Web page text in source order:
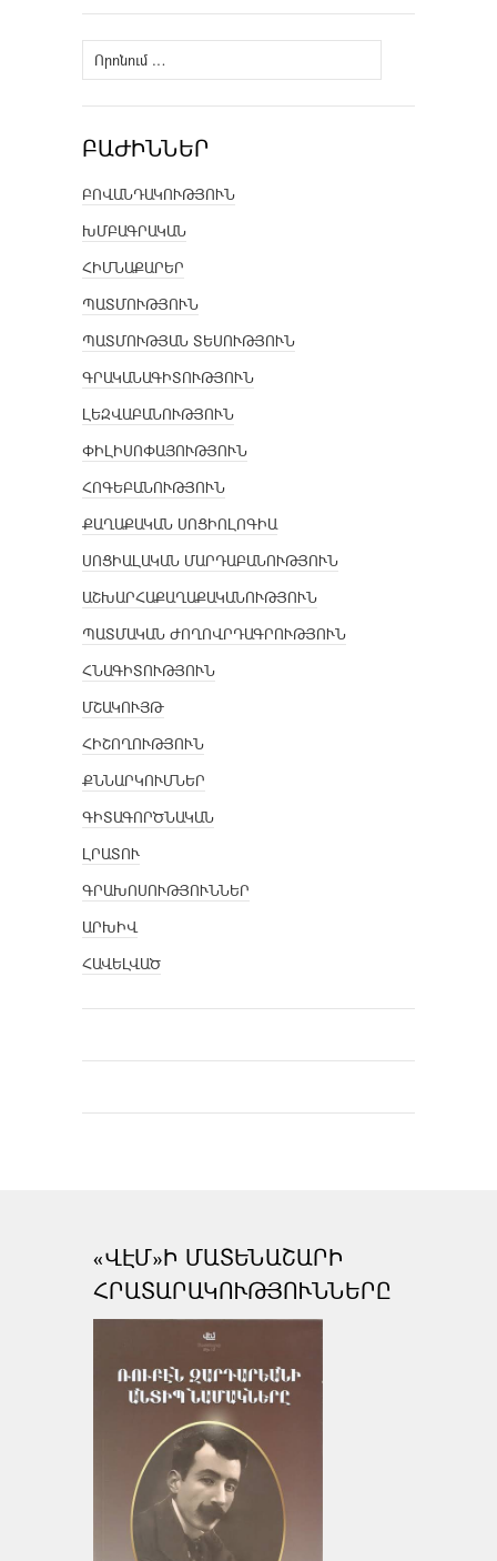
Որոնել՝
ԲԱԺԻՆՆԵՐ
ԲՈՎԱՆԴԱԿՈՒԹՅՈՒՆ
ԽՄԲԱԳՐԱԿԱՆ
ՀԻՄՆԱՔԱՐԵՐ
ՊԱՏՄՈՒԹՅՈՒՆ
ՊԱՏՄՈՒԹՅԱՆ ՏԵՍՈՒԹՅՈՒՆ
ԳՐԱԿԱՆԱԳԻՏՈՒԹՅՈՒՆ
ԼԵԶՎԱԲԱՆՈՒԹՅՈՒՆ
ՓԻԼԻՍՈՓԱՅՈՒԹՅՈՒՆ
ՀՈԳԵԲԱՆՈՒԹՅՈՒՆ
ՔԱՂԱՔԱԿԱՆ ՍՈՑԻՈԼՈԳԻԱ
ՍՈՑԻԱԼԱԿԱՆ ՄԱՐԴԱԲԱՆՈՒԹՅՈՒՆ
ԱՇԽԱՐՀԱՔԱՂԱՔԱԿԱՆՈՒԹՅՈՒՆ
ՊԱՏՄԱԿԱՆ ԺՈՂՈՎՐԴԱԳՐՈՒԹՅՈՒՆ
ՀՆԱԳԻՏՈՒԹՅՈՒՆ
ՄՇԱԿՈՒՅԹ
ՀԻՇՈՂՈՒԹՅՈՒՆ
ՔՆՆԱՐԿՈՒՄՆԵՐ
ԳԻՏԱԳՈՐԾՆԱԿԱՆ
ԼՐԱՏՈՒ
ԳՐԱԽՈՍՈՒԹՅՈՒՆՆԵՐ
ԱՐԽԻՎ
ՀԱՎԵԼՎԱԾ
«ՎԷՄ»Ի ՄԱՏԵՆԱՇԱՐԻ
ՀՐԱՏԱՐԱԿՈՒԹՅՈՒՆՆԵՐԸ